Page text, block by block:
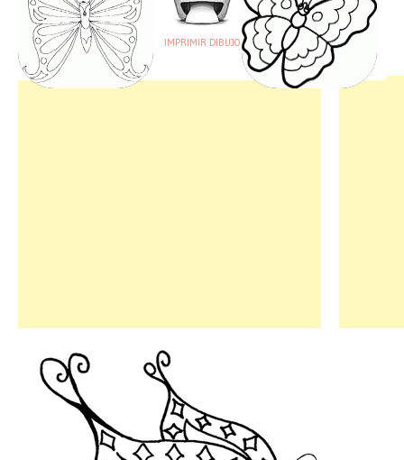
IMPRIMIR DIBUJO